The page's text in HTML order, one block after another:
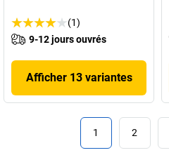
(1)
9-12 jours ouvrés
Afficher 13 variantes
1 2